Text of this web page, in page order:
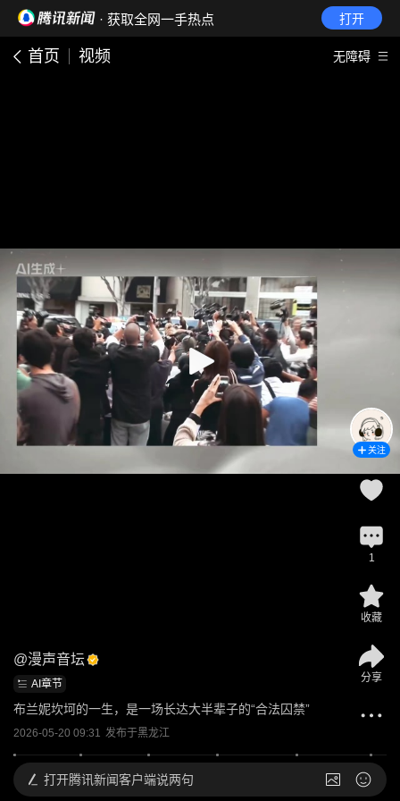
· 获取全网一手热点 打开
首页 视频 无障碍
@漫声音坛
AI章节
布兰妮坎坷的一生，是一场长达大半辈子的“合法囚禁”
2026-05-20 09:31 发布于黑龙江
关注
1
收藏
分享
打开腾讯新闻客户端说两句